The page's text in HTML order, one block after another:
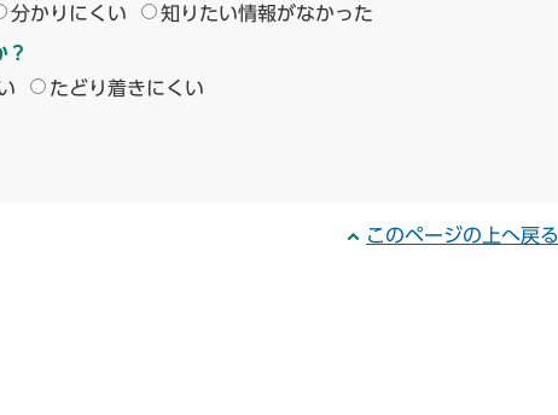
分かりにくい 知りたい情報がなかった
？
たどり着きにくい
このページの上へ戻る